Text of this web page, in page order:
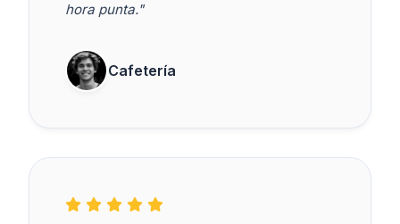
hora punta."
Cafetería